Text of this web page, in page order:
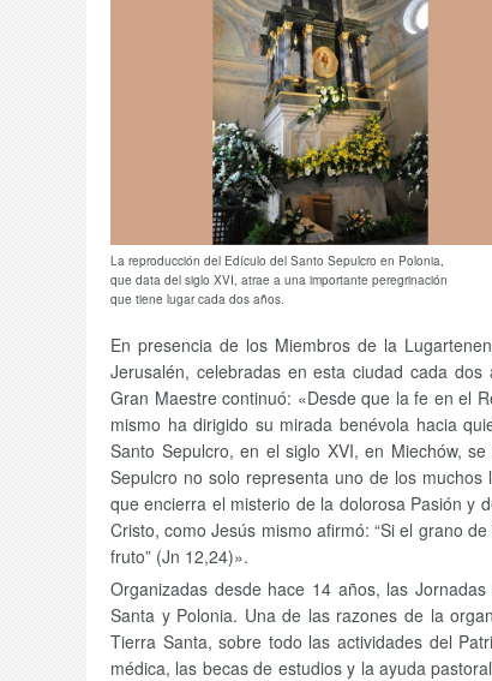
La reproducción del Edículo del Santo Sepulcro en Polonia,
que data del siglo XVI, atrae a una importante peregrinación
que tiene lugar cada dos años.
En presencia de los Miembros de la
Jerusalén, celebradas en esta ciudad cada
Gran Maestre continuó: «Desde que la fe en el
mismo ha dirigido su mirada benévola hacia
Santo Sepulcro, en el siglo XVI, en Miechów,
Sepulcro no solo representa uno de los
que encierra el misterio de la dolorosa Pasión y
Cristo, como Jesús mismo afirmó: “Si el grano
fruto” (Jn 12,24)».
Organizadas desde hace 14 años, las
Santa y Polonia. Una de las razones de la
Tierra Santa, sobre todo las actividades del
médica, las becas de estudios y la ayuda